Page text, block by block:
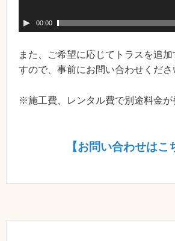
00:00
また、ご希望に応じてトラスを追
すので、事前にお問い合わせくださ
※施工費、レンタル費で別途料金が
【お問い合わせはこ